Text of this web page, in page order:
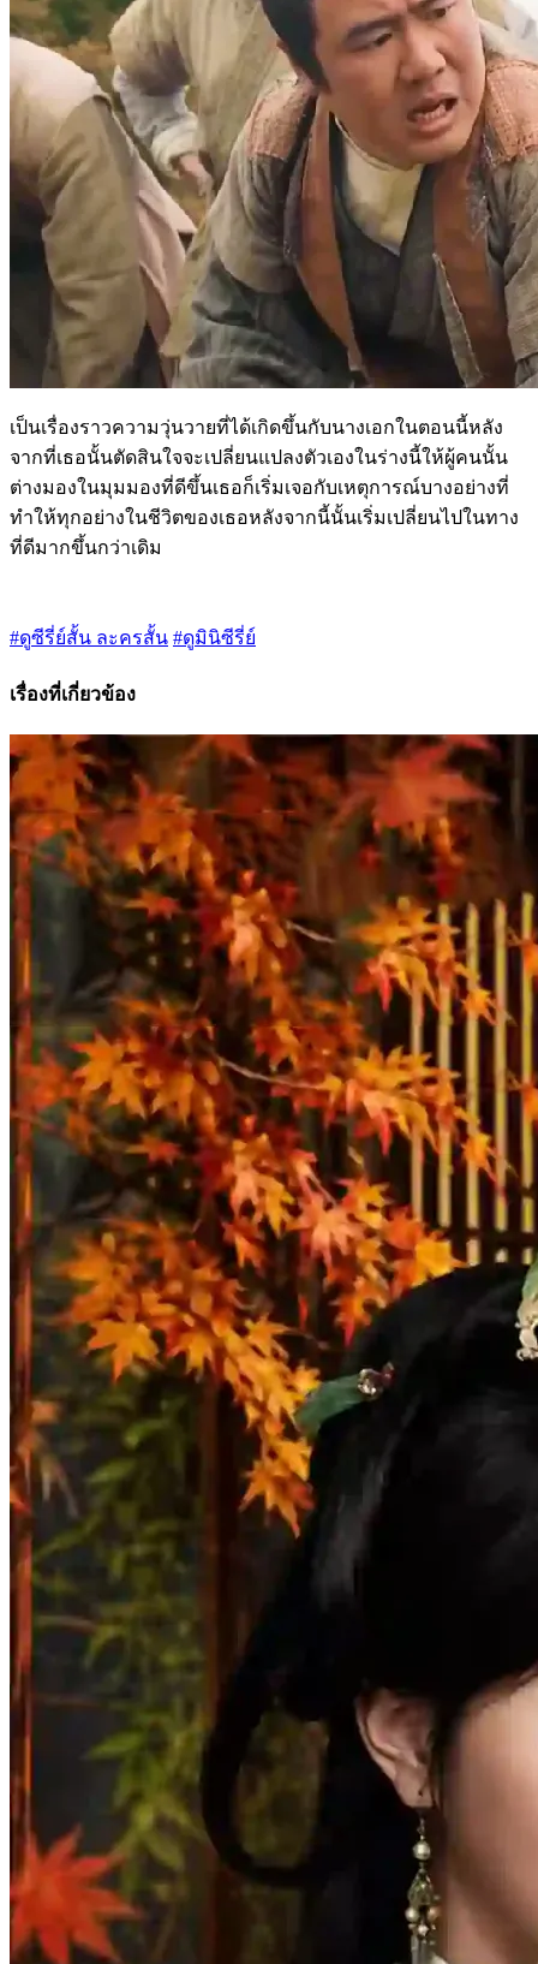
เป็นเรื่องราวความวุ่นวายที่ได้เกิดขึ้นกับนางเอกในตอนนี้หลัง
จากที่เธอนั้นตัดสินใจจะเปลี่ยนแปลงตัวเองในร่างนี้ให้ผู้คนนั้น
ต่างมองในมุมมองที่ดีขึ้นเธอก็เริ่มเจอกับเหตุการณ์บางอย่างที่
ทำให้ทุกอย่างในชีวิตของเธอหลังจากนี้นั้นเริ่มเปลี่ยนไปในทาง
ที่ดีมากขึ้นกว่าเดิม
#ดูซีรี่ย์สั้น ละครสั้น #ดูมินิซีรี่ย์
เรื่องที่เกี่ยวข้อง